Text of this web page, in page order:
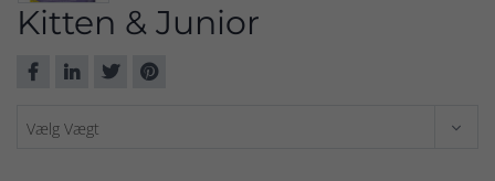
Kitten & Junior